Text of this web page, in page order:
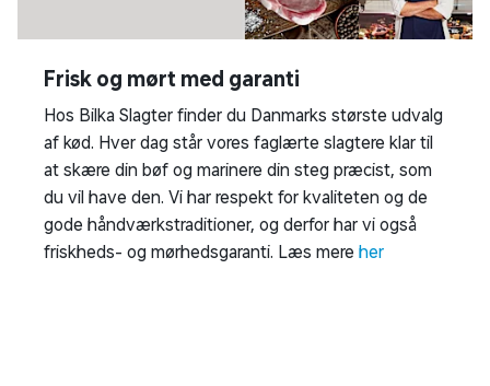
Frisk og mørt med garanti
Hos Bilka Slagter finder du Danmarks største udvalg
af kød. Hver dag står vores faglærte slagtere klar til
at skære din bøf og marinere din steg præcist, som
du vil have den. Vi har respekt for kvaliteten og de
gode håndværkstraditioner, og derfor har vi også
friskheds- og mørhedsgaranti. Læs mere her